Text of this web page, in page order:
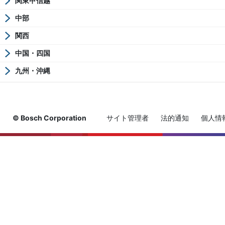
中部
関西
中国・四国
九州・沖縄
© Bosch Corporation サイト管理者 法的通知 個人情